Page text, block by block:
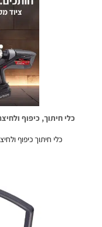
כלי חיתוך, כיפוף ולחיצה
כלי חיתוך כיפוף ולחיצה